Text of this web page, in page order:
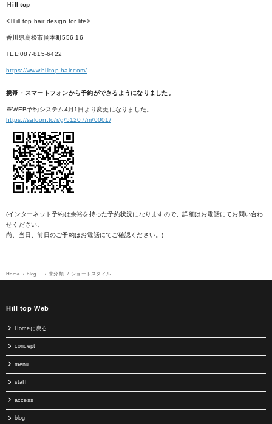
Ｈill top
<Ｈill top hair design for life>
香川県高松市岡本町556-16
TEL:087-815-6422
https://www.hilltop-hair.com/
携帯・スマートフォンから予約ができるようになりました。
※WEB予約システム4月1日より変更になりました。
https://saloon.to/r/g/51207/m/0001/
(インターネット予約は余裕を持った予約状況になりますので、詳細はお電話にてお問い合わ
せください。
尚、当日、前日のご予約はお電話にてご確認ください。)
Home blog 未分類 ショートスタイル
Hill top Web
Homeに戻る
concept
menu
staff
access
blog